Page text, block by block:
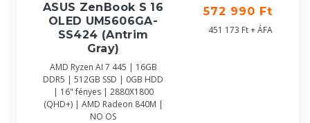
ASUS ZenBook S 16
OLED UM5606GA-
SS424 (Antrim
Gray)
AMD Ryzen AI 7 445 | 16GB
DDR5 | 512GB SSD | 0GB HDD
| 16" fényes | 2880X1800
(QHD+) | AMD Radeon 840M |
NO OS
572 990 Ft
451 173 Ft + ÁFA